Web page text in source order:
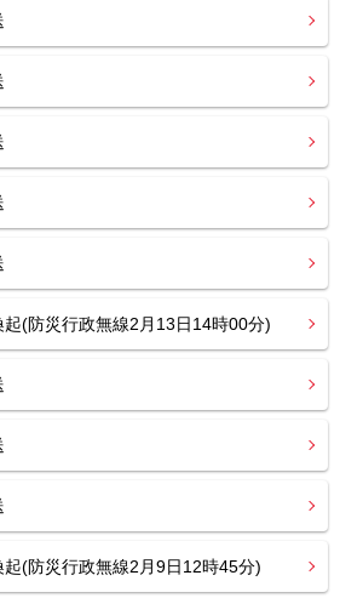
(防災行政無線2月13日14時00分)
(防災行政無線2月9日12時45分)